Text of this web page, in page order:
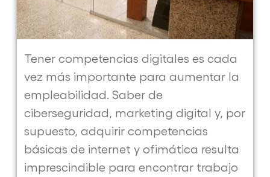
Tener competencias digitales es cada
vez más importante para aumentar la
empleabilidad. Saber de
ciberseguridad, marketing digital y, por
supuesto, adquirir competencias
básicas de internet y ofimática resulta
imprescindible para encontrar trabajo